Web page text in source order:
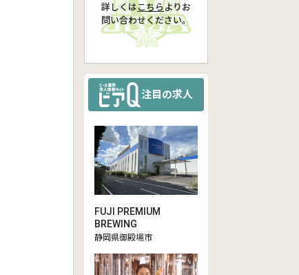
詳しくは こちらより お
問い合わせください。
注目の求人
FUJI PREMIUM
BREWING
静岡県御殿場市